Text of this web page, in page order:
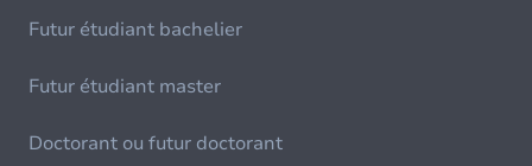
Futur étudiant bachelier
Futur étudiant master
Doctorant ou futur doctorant